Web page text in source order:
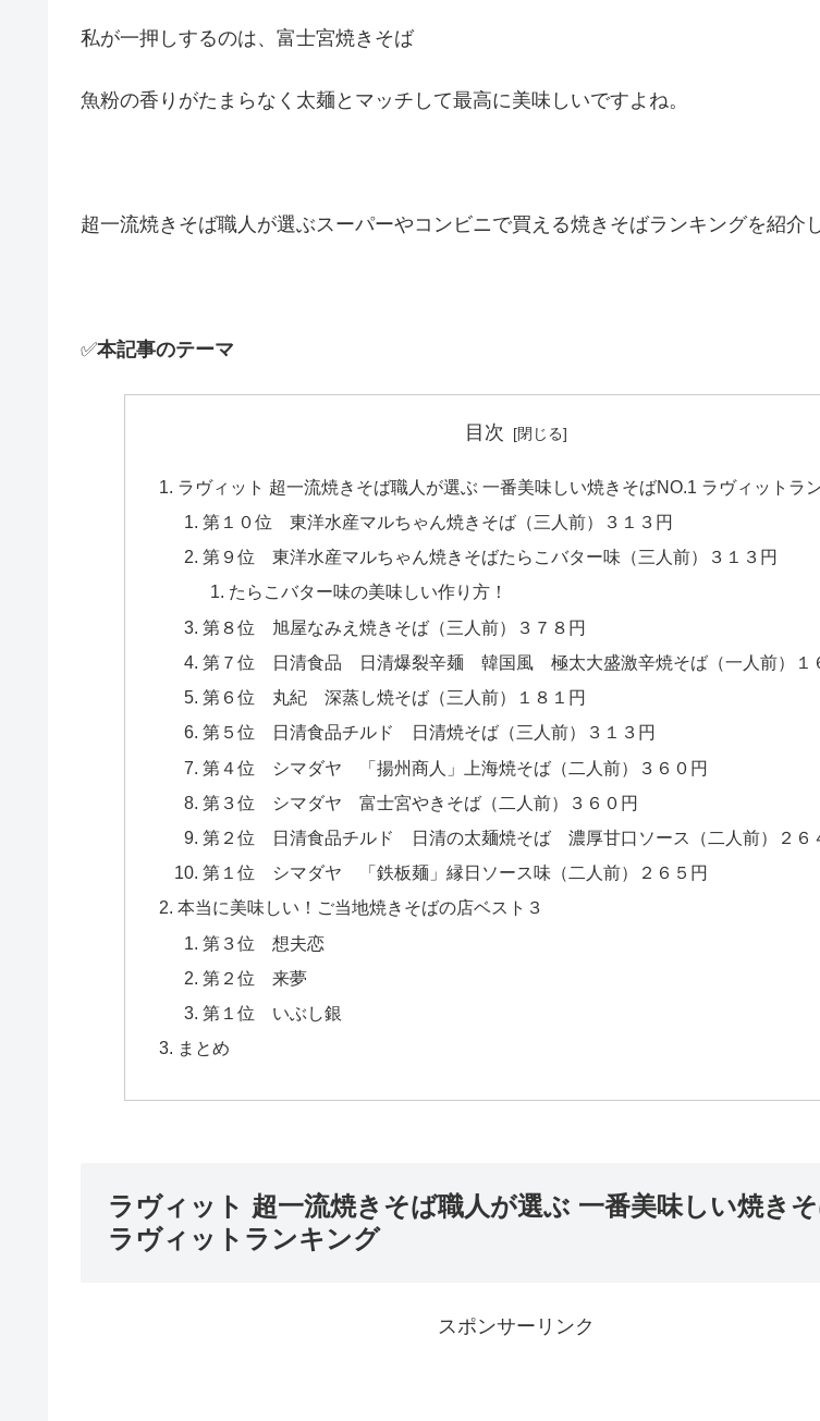
私が一押しするのは、富士宮焼きそば
魚粉の香りがたまらなく太麺とマッチして最高に美味しいですよね。
超一流焼きそば職人が選ぶスーパーやコンビニで買える焼きそばランキングを紹介
✅本記事のテーマ
目次
ラヴィット 超一流焼きそば職人が選ぶ 一番美味しい焼きそばNO.1 ラヴィットラ
第１０位 東洋水産マルちゃん焼きそば（三人前）３１３円
第９位 東洋水産マルちゃん焼きそばたらこバター味（三人前）３１３円
たらこバター味の美味しい作り方！
第８位 旭屋なみえ焼きそば（三人前）３７８円
第７位 日清食品 日清爆裂辛麺 韓国風 極太大盛激辛焼そば（一人前）１
第６位 丸紀 深蒸し焼そば（三人前）１８１円
第５位 日清食品チルド 日清焼そば（三人前）３１３円
第４位 シマダヤ 「揚州商人」上海焼そば（二人前）３６０円
第３位 シマダヤ 富士宮やきそば（二人前）３６０円
第２位 日清食品チルド 日清の太麺焼そば 濃厚甘口ソース（二人前）２６
第１位 シマダヤ 「鉄板麺」縁日ソース味（二人前）２６５円
本当に美味しい！ご当地焼きそばの店ベスト３
第３位 想夫恋
第２位 来夢
第１位 いぶし銀
まとめ
ラヴィット 超一流焼きそば職人が選ぶ 一番美味しい焼き
ラヴィットランキング
スポンサーリンク